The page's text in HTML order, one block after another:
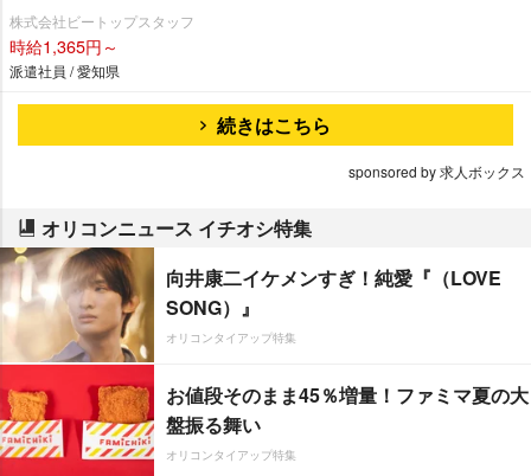
株式会社ビートップスタッフ
時給1,365円～
派遣社員 / 愛知県
続きはこちら
sponsored by 求人ボックス
オリコンニュース イチオシ特集
向井康二イケメンすぎ！純愛『（LOVE
SONG）』
オリコンタイアップ特集
お値段そのまま45％増量！ファミマ夏の大
盤振る舞い
オリコンタイアップ特集